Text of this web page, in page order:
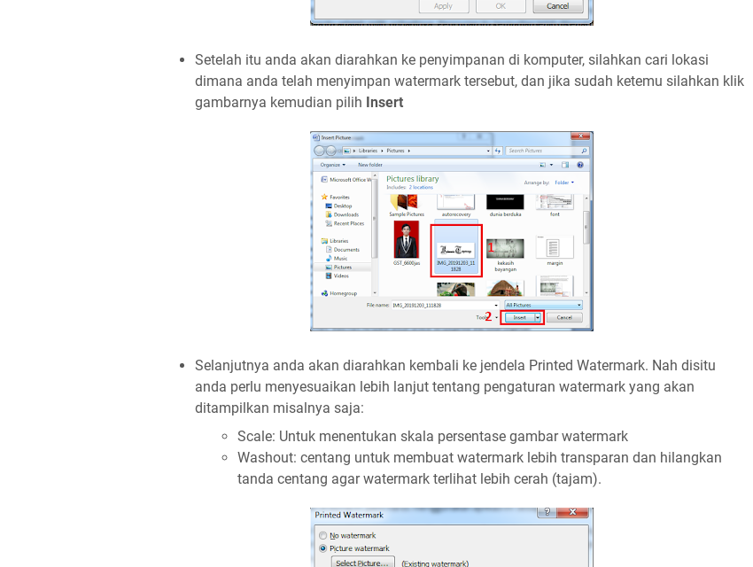
Setelah itu anda akan diarahkan ke penyimpanan di komputer, silahkan cari lokasi
dimana anda telah menyimpan watermark tersebut, dan jika sudah ketemu silahkan klik
gambarnya kemudian pilih Insert
Selanjutnya anda akan diarahkan kembali ke jendela Printed Watermark. Nah disitu
anda perlu menyesuaikan lebih lanjut tentang pengaturan watermark yang akan
ditampilkan misalnya saja:
Scale: Untuk menentukan skala persentase gambar watermark
Washout: centang untuk membuat watermark lebih transparan dan hilangkan
tanda centang agar watermark terlihat lebih cerah (tajam).